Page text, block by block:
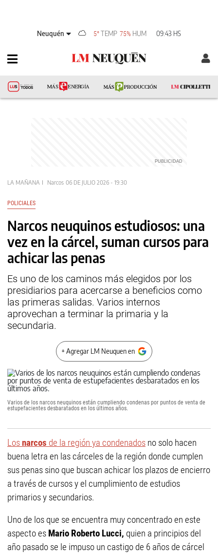
Neuquén 5°TEMP 75% HUM 09:43 HS
LA MAÑANA Narcos 06 DE JULIO 2026 - 19:30
POLICIALES
Narcos neuquinos estudiosos: una
vez en la cárcel, suman cursos para
achicar las penas
Es uno de los caminos más elegidos por los
presidiarios para acercarse a beneficios como
las primeras salidas. Varios internos
aprovechan a terminar la primaria y la
secundaria.
+ Agregar LM Neuquen en
Varios de los narcos neuquinos están cumpliendo condenas por puntos de venta de
estupefacientes desbaratados en los últimos años.
Los narcos de la región ya condenados no solo hacen
buena letra en las cárceles de la región donde cumplen
sus penas sino que buscan achicar los plazos de encierro
a través de cursos y el cumplimiento de estudios
primarios y secundarios.
Uno de los que se encuentra muy concentrado en este
aspecto es Mario Roberto Lucci, quien a principios del
año pasado se le impuso un castigo de 6 años de cárcel